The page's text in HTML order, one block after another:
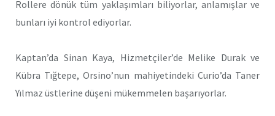
Rollere dönük tüm yaklaşımları biliyorlar, anlamışlar ve
bunları iyi kontrol ediyorlar.
Kaptan’da Sinan Kaya, Hizmetçiler’de Melike Durak ve
Kübra Tığtepe, Orsino’nun mahiyetindeki Curio’da Taner
Yılmaz üstlerine düşeni mükemmelen başarıyorlar.